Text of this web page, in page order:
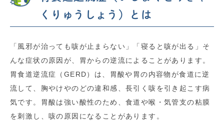
くりゅうしょう）とは
「風邪が治っても咳が止まらない」「寝ると咳が出る」そ
んな症状の原因が、胃からの逆流によることがあります。
胃食道逆流症（GERD）は、胃酸や胃の内容物が食道に逆
流して、胸やけやのどの違和感、長引く咳を引き起こす病
気です。胃酸は強い酸性のため、食道や喉・気管支の粘膜
を刺激し、咳の原因になることがあります。